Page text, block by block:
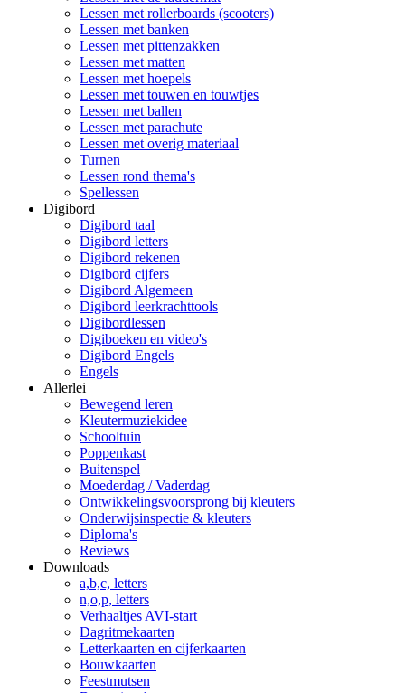
Lessen met rollerboards (scooters)
Lessen met banken
Lessen met pittenzakken
Lessen met matten
Lessen met hoepels
Lessen met touwen en touwtjes
Lessen met ballen
Lessen met parachute
Lessen met overig materiaal
Turnen
Lessen rond thema's
Spellessen
Digibord
Digibord taal
Digibord letters
Digibord rekenen
Digibord cijfers
Digibord Algemeen
Digibord leerkrachttools
Digibordlessen
Digiboeken en video's
Digibord Engels
Engels
Allerlei
Bewegend leren
Kleutermuziekidee
Schooltuin
Poppenkast
Buitenspel
Moederdag / Vaderdag
Ontwikkelingsvoorsprong bij kleuters
Onderwijsinspectie & kleuters
Diploma's
Reviews
Downloads
a,b,c, letters
n,o,p, letters
Verhaaltjes AVI-start
Dagritmekaarten
Letterkaarten en cijferkaarten
Bouwkaarten
Feestmutsen